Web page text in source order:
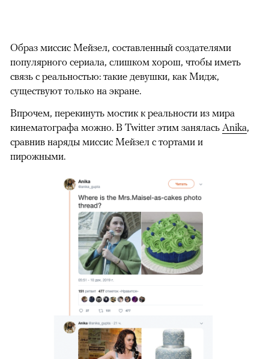
Образ миссис Мейзел, составленный создателями
популярного сериала, слишком хорош, чтобы иметь
связь с реальностью: такие девушки, как Мидж,
существуют только на экране.
Впрочем, перекинуть мостик к реальности из мира
кинематографа можно. В Twitter этим занялась Anika,
сравнив наряды миссис Мейзел с тортами и
пирожными.